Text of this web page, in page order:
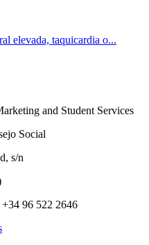
elevada, taquicardia o...
and Student Services
Social
s/n
96 522 2646